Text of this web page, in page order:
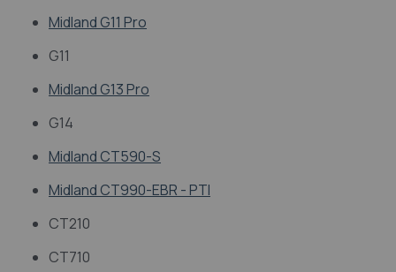
Midland G11 Pro
G11
Midland G13 Pro
G14
Midland CT590-S
Midland CT990-EBR - PTI
CT210
CT710